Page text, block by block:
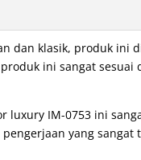
dan klasik, produk ini
ini sangat sesuai
luxury IM-0753 ini
yang sangat